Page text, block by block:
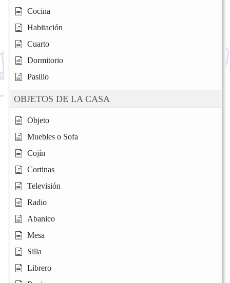
Cocina
Habitación
Cuarto
Dormitorio
Pasillo
OBJETOS DE LA CASA
Objeto
Muebles o Sofa
Cojín
Cortinas
Televisión
Radio
Abanico
Mesa
Silla
Librero